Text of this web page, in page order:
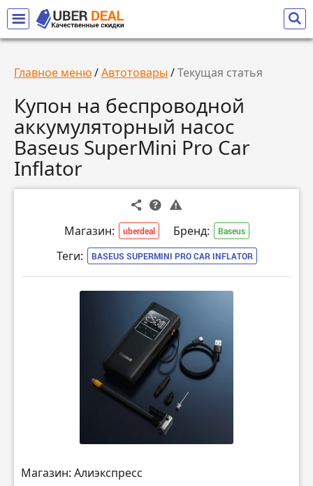
Главное меню/Автотовары /Текущая статья
Купон на беспроводной
аккумуляторный насос
Baseus SuperMini Pro Car
Inflator
Магазин: uberdeal Бренд: Baseus
Теги: BASEUS SUPERMINI PRO CAR INFLATOR
Магазин: Алиэкспресс